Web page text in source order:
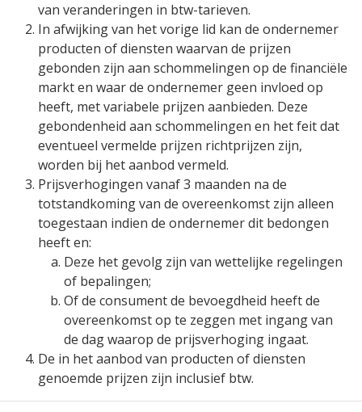
van veranderingen in btw-tarieven.
In afwijking van het vorige lid kan de ondernemer
producten of diensten waarvan de prijzen
gebonden zijn aan schommelingen op de financiële
markt en waar de ondernemer geen invloed op
heeft, met variabele prijzen aanbieden. Deze
gebondenheid aan schommelingen en het feit dat
eventueel vermelde prijzen richtprijzen zijn,
worden bij het aanbod vermeld.
Prijsverhogingen vanaf 3 maanden na de
totstandkoming van de overeenkomst zijn alleen
toegestaan indien de ondernemer dit bedongen
heeft en:
Deze het gevolg zijn van wettelijke regelingen
of bepalingen;
Of de consument de bevoegdheid heeft de
overeenkomst op te zeggen met ingang van
de dag waarop de prijsverhoging ingaat.
De in het aanbod van producten of diensten
genoemde prijzen zijn inclusief btw.